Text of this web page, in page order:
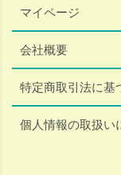
マイページ
会社概要
特定商取引法に基
個人情報の取扱い